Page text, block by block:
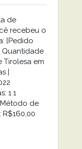
de
recebeu o
[Pedido
Quantidade
Tirolesa em
|
1 1
de
R$160,00